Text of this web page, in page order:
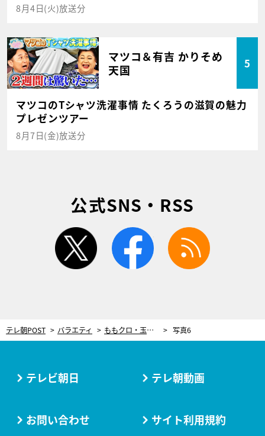
8月4日(火)放送分
マツコ＆有吉 かりそめ
天国
5
マツコのTシャツ洗濯事情 たくろうの滋賀の魅力
プレゼンツアー
8月7日(金)放送分
公式SNS・RSS
twitter facebook
テレ朝POST バラエティ ももクロ・玉井詩織、Yes！アキトと一緒に盛大にスベる！アキト平謝り「巻き込んですみません…」 写真6
テレビ朝日 テレ朝動画
お問い合わせ サイト利用規約